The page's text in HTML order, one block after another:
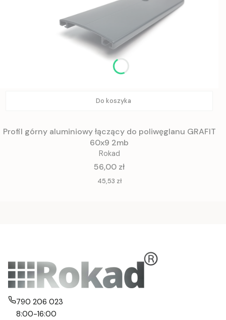
Do koszyka
Profil górny aluminiowy łączący do poliwęglanu GRAFIT
60x9 2mb
Rokad
Cena
56,00 zł
Cena
45,53 zł
790 206 023
8:00-16:00